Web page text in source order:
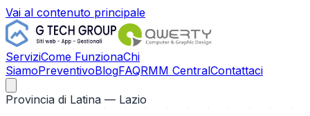
Vai al contenuto principale
ServiziCome FunzionaChi
SiamoPreventivoBlogFAQRMM CentralContattaci
Provincia di Latina — Lazio